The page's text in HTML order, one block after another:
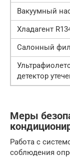
Вакуумный
Хладагент
Салонный
детектор
Меры
Работа с
соблюдения